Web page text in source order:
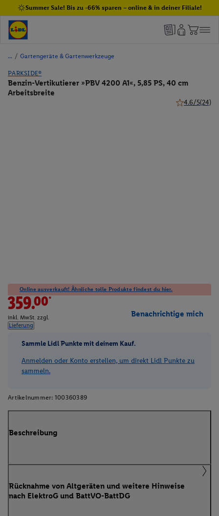
Summer Sale! Bis zu -66% sparen – online & in deiner Filiale!
/ Gartengeräte & Gartenwerkzeuge
PARKSIDE®
Benzin-Vertikutierer »PBV 4200 A1«, 5,85 PS, 40 cm
Arbeitsbreite
4.6/5(24)
Online ausverkauft! Ähnliche tolle Produkte findest du hier.
359.00*
inkl. MwSt. zzgl.
Lieferung
Benachrichtige mich
Sammle Lidl Punkte mit deinem Kauf.
Anmelden oder Konto erstellen, um direkt Lidl Punkte zu
sammeln.
Artikelnummer: 100360389
Beschreibung
Rücknahme von Altgeräten und weitere Hinweise
nach ElektroG und BattVO-BattDG